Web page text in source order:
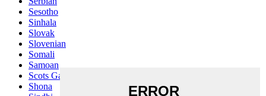
Sesotho
Sinhala
Slovak
Slovenian
Somali
Samoan
Scots Gaelic
Shona